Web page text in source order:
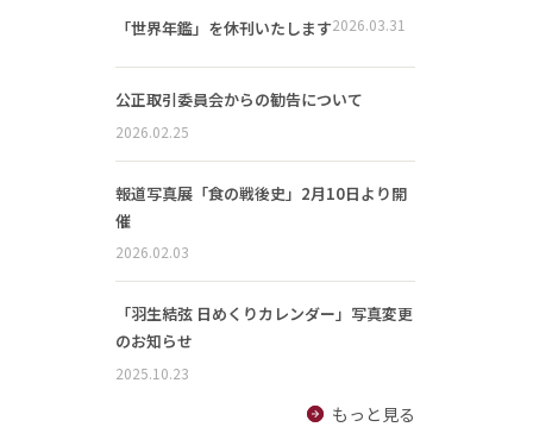
「世界年鑑」を休刊いたします2026.03.31
公正取引委員会からの勧告について
2026.02.25
報道写真展「食の戦後史」2月10日より開
催
2026.02.03
「羽生結弦 日めくりカレンダー」写真変更
のお知らせ
2025.10.23
もっと見る